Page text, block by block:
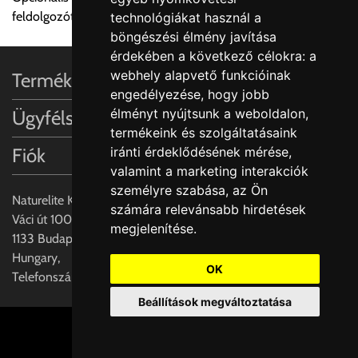
technológiákat használ a
böngészési élmény javítása
érdekében a következő célokra: a
webhely alapvető funkcióinak
engedélyezése, hogy jobb
élményt nyújtsunk a weboldalon,
termékeink és szolgáltatásaink
iránti érdeklődésének mérése,
valamint a marketing interakciók
személyre szabása, az Ön
számára relevánsabb hirdetések
megjelenítése.
OK
Beállítások megváltoztatása
gondoltnál magasabb értékben igazoljuk vissza, úgy a
visszaigazolástól számított 24 órán belül a terméket
lemondhatja, vagy kérheti a személyes átvételre való
módosítását.
FIGYELEM!!
KERÁMIA TERMÉKEK SZÁLLÍTATÁSA NEM, VAGY CSAK
A MEGRENDELŐ KIFEJEZETT KÉRÉSÉRE ÉS
FELELŐSSÉGÉRE LEHETSÉGES!!
Egyéb leírások:
Budapesti szállítások:
1, Budapestre kért szállítás esetén az általános szállítás
helyett időre történő extra szállítás kérése is lehetséges
egyedi áron. A szállítás megbeszélt időablakban lehetőség
feldolgozótálcák és vágódeszka valódi fa furnérral
Naturelite Kft,
Váci út 100.,
1133 Budapest,
Hungary,
Telefonszám: +(36) 70-427-3837
Termékinformációk
Ügyfélszolgálat
Fiók